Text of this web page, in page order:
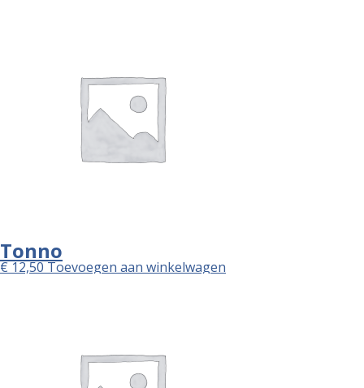
Tonno
€12,50Toevoegen aan winkelwagen